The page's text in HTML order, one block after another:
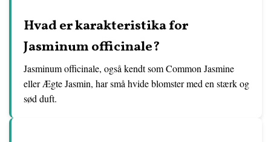
Hvad er karakteristika for
Jasminum officinale?
Jasminum officinale, også kendt som Common Jasmine
eller Ægte Jasmin, har små hvide blomster med en stærk og
sød duft.